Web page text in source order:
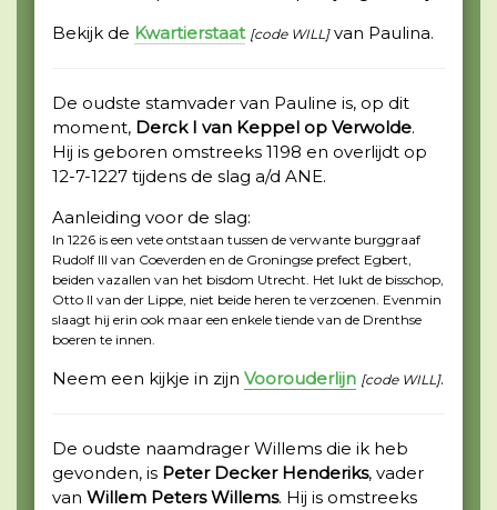
Bekijk de Kwartierstaat [code WILL]van Paulina.
De oudste stamvader van Pauline is, op dit
moment, Derck I van Keppel op Verwolde.
Hij is geboren omstreeks 1198 en overlijdt op
12-7-1227 tijdens de slag a/d ANE.
Aanleiding voor de slag:
In 1226 is een vete ontstaan tussen de verwante burggraaf
Rudolf III van Coeverden en de Groningse prefect Egbert,
beiden vazallen van het bisdom Utrecht. Het lukt de bisschop,
Otto II van der Lippe, niet beide heren te verzoenen. Evenmin
slaagt hij erin ook maar een enkele tiende van de Drenthse
boeren te innen.
Neem een kijkje in zijn Voorouderlijn [code WILL].
De oudste naamdrager Willems die ik heb
gevonden, is Peter Decker Henderiks, vader
van Willem Peters Willems. Hij is omstreeks